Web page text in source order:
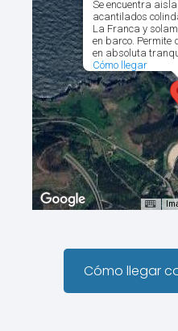
Se encuentra
acantilados
La Franca y
en barco. Permite
en absoluta
Cómo llegar
Cómo llegar